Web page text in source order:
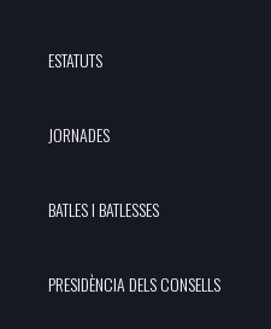
ESTATUTS
JORNADES
BATLES I BATLESSES
PRESIDÈNCIA DELS CONSELLS